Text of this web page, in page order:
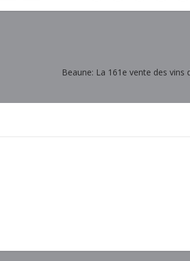
Beaune: La 161e vente des vins